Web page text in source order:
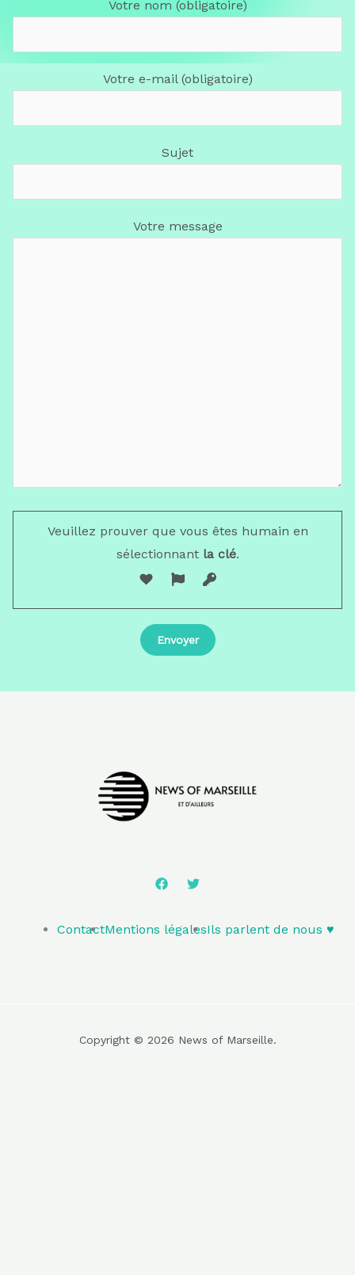
Votre nom (obligatoire)
Votre e-mail (obligatoire)
Sujet
Votre message
Veuillez prouver que vous êtes humain en
sélectionnantla clé.
ContactMentions légalesIls parlent de nous ♥️
Copyright © 2026 News of Marseille.